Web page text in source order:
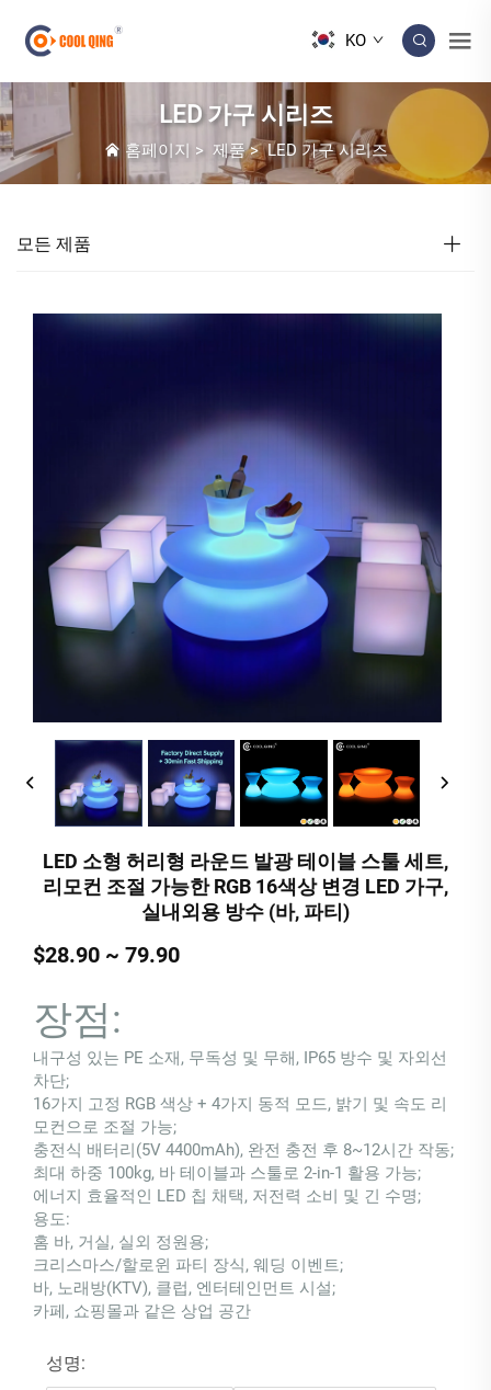
KO
LED 가구 시리즈
홈페이지 > 제품>LED 가구 시리즈
모든 제품
LED 소형 허리형 라운드 발광 테이블 스툴 세트,
리모컨 조절 가능한 RGB 16색상 변경 LED 가구,
실내외용 방수 (바, 파티)
$28.90 ~ 79.90
장점:
내구성 있는 PE 소재, 무독성 및 무해, IP65 방수 및 자외선
차단;
16가지 고정 RGB 색상 + 4가지 동적 모드, 밝기 및 속도 리
모컨으로 조절 가능;
충전식 배터리(5V 4400mAh), 완전 충전 후 8~12시간 작동;
최대 하중 100kg, 바 테이블과 스툴로 2-in-1 활용 가능;
에너지 효율적인 LED 칩 채택, 저전력 소비 및 긴 수명;
용도:
홈 바, 거실, 실외 정원용;
크리스마스/할로윈 파티 장식, 웨딩 이벤트;
바, 노래방(KTV), 클럽, 엔터테인먼트 시설;
카페, 쇼핑몰과 같은 상업 공간
성명: